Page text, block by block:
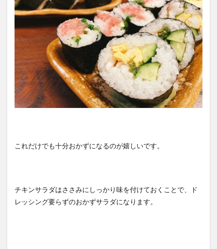
これだけでも十分おかずになるのが嬉しいです。
チキンサラダはささみにしっかり味を付けておくことで、ド
レッシング要らずのおかずサラダになります。